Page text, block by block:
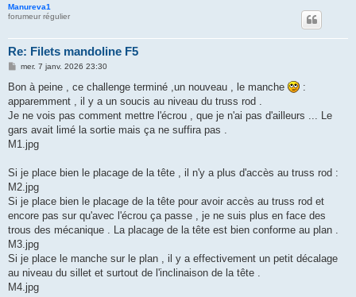
Manureva1
forumeur régulier
Re: Filets mandoline F5
M
s
a
g
mer. 7 janv. 2026 23:30
Bon à peine , ce challenge terminé ,un nouveau , le manche
:
apparemment , il y a un soucis au niveau du truss rod .
Je ne vois pas comment mettre l'écrou , que je n'ai pas d'ailleurs ... Le
gars avait limé la sortie mais ça ne suffira pas .
M1.jpg
Si je place bien le placage de la tête , il n'y a plus d'accès au truss rod :
M2.jpg
Si je place bien le placage de la tête pour avoir accès au truss rod et
encore pas sur qu'avec l'écrou ça passe , je ne suis plus en face des
trous des mécanique . La placage de la tête est bien conforme au plan .
M3.jpg
Si je place le manche sur le plan , il y a effectivement un petit décalage
au niveau du sillet et surtout de l'inclinaison de la tête .
M4.jpg